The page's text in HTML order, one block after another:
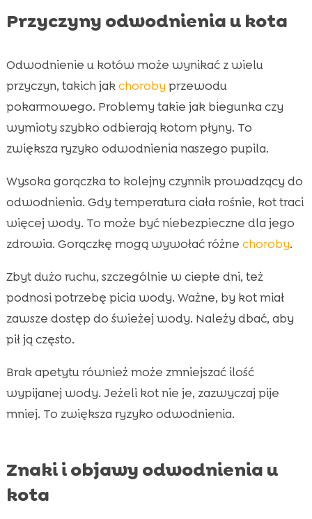
Przyczyny odwodnienia u kota
Odwodnienie u kotów może wynikać z wielu
przyczyn, takich jakchoroby przewodu
pokarmowego. Problemy takie jak biegunka czy
wymioty szybko odbierają kotom płyny. To
zwiększa ryzyko odwodnienia naszego pupila.
Wysoka gorączka to kolejny czynnik prowadzący do
odwodnienia. Gdy temperatura ciała rośnie, kot traci
więcej wody. To może być niebezpieczne dla jego
zdrowia. Gorączkę mogą wywołać różne choroby.
Zbyt dużo ruchu, szczególnie w ciepłe dni, też
podnosi potrzebę picia wody. Ważne, by kot miał
zawsze dostęp do świeżej wody. Należy dbać, aby
pił ją często.
Brak apetytu również może zmniejszać ilość
wypijanej wody. Jeżeli kot nie je, zazwyczaj pije
mniej. To zwiększa ryzyko odwodnienia.
Znaki i objawy odwodnienia u
kota